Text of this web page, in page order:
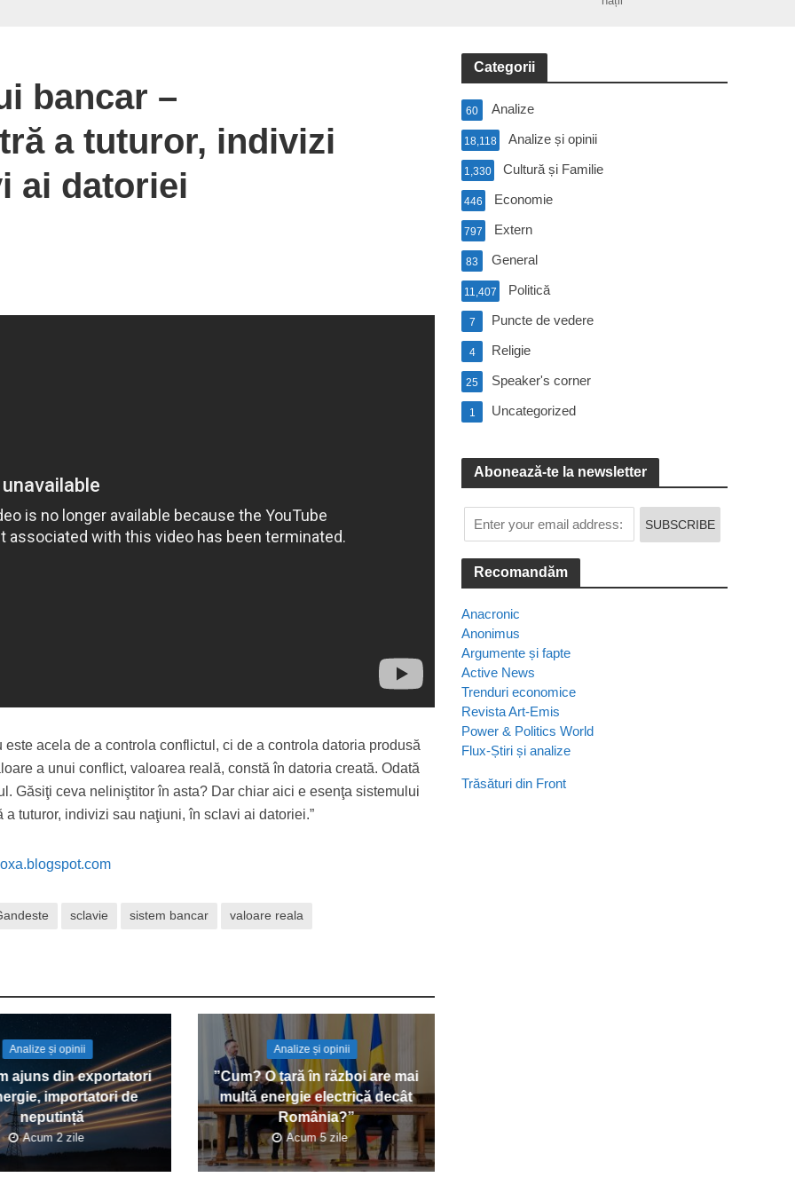
bancar –
a tuturor, indivizi
ai datoriei
este acela de a controla conflictul, ci de a controla datoria produsă
a unui conflict, valoarea reală, constă în datoria creată. Odată
Găsiţi ceva neliniştitor în asta? Dar chiar aici e esenţa sistemului
a tuturor, indivizi sau naţiuni, în sclavi ai datoriei.”
sclavie sistem bancar valoare reala
Analize și opinii
ajuns din exportatori
importatori de
neputință
Acum 2 zile
Analize și opinii
”Cum? O țară în război are mai
multă energie electrică decât
România?”
Acum 5 zile
Categorii
Analize
60
Analize și opinii
18,118
Cultură și Familie
1,330
Economie
446
Extern
797
General
83
Politică
11,407
Puncte de vedere
7
Religie
4
Speaker's corner
25
Uncategorized
1
Abonează-te la newsletter
Recomandăm
Anacronic
Anonimus
Argumente și fapte
Active News
Trenduri economice
Revista Art-Emis
Power & Politics World
Flux-Știri și analize
Trăsături din Front